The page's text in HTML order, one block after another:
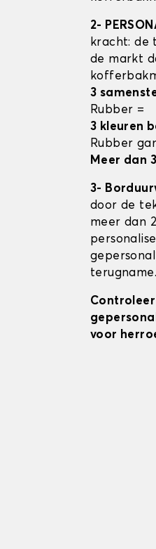
2-
kracht: de
de markt
3
Rubber =
3 kleuren
Rubber
Meer dan
3-
door de
meer dan
voor